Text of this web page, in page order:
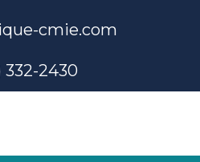
cmie.com
332-2430